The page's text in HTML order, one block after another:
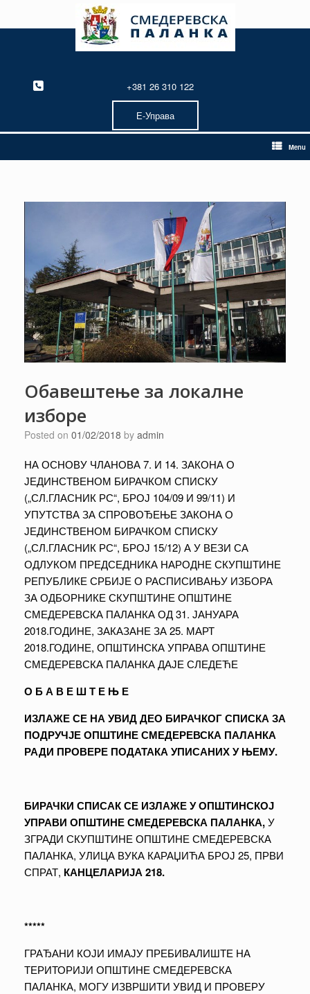
content
+381 26 310 122
Е-Управа
Menu
Обавештење за локалне
изборе
Posted on 01/02/2018 by admin
НА ОСНОВУ ЧЛАНОВА 7. И 14. ЗАКОНА О
ЈЕДИНСТВЕНОМ БИРАЧКОМ СПИСКУ
(„СЛ.ГЛАСНИК РС“, БРОЈ 104/09 И 99/11) И
УПУТСТВА ЗА СПРОВОЂЕЊЕ ЗАКОНА О
ЈЕДИНСТВЕНОМ БИРАЧКОМ СПИСКУ
(„СЛ.ГЛАСНИК РС“, БРОЈ 15/12) А У ВЕЗИ СА
ОДЛУКОМ ПРЕДСЕДНИКА НАРОДНЕ СКУПШТИНЕ
РЕПУБЛИКЕ СРБИЈЕ О РАСПИСИВАЊУ ИЗБОРА
ЗА ОДБОРНИКЕ СКУПШТИНЕ ОПШТИНЕ
СМЕДЕРЕВСКА ПАЛАНКА ОД 31. ЈАНУАРА
2018.ГОДИНЕ, ЗАКАЗАНЕ ЗА 25. МАРТ
2018.ГОДИНЕ, ОПШТИНСКА УПРАВА ОПШТИНЕ
СМЕДЕРЕВСКА ПАЛАНКА ДАЈЕ СЛЕДЕЋЕ
О Б А В Е Ш Т Е Њ Е
ИЗЛАЖЕ СЕ НА УВИД ДЕО БИРАЧКОГ СПИСКА ЗА
ПОДРУЧЈЕ ОПШТИНЕ СМЕДЕРЕВСКА ПАЛАНКА
РАДИ ПРОВЕРЕ ПОДАТАКА УПИСАНИХ У ЊЕМУ.
БИРАЧКИ СПИСАК СЕ ИЗЛАЖЕ У ОПШТИНСКОЈ
УПРАВИ ОПШТИНЕ СМЕДЕРЕВСКА ПАЛАНКА,У
ЗГРАДИ СКУПШТИНЕ ОПШТИНЕ СМЕДЕРЕВСКА
ПАЛАНКА, УЛИЦА ВУКА КАРАЏИЋА БРОЈ 25, ПРВИ
СПРАТ, КАНЦЕЛАРИЈА 218.
*****
ГРАЂАНИ КОЈИ ИМАЈУ ПРЕБИВАЛИШТЕ НА
ТЕРИТОРИЈИ ОПШТИНЕ СМЕДЕРЕВСКА
ПАЛАНКА, МОГУ ИЗВРШИТИ УВИД И ПРОВЕРУ